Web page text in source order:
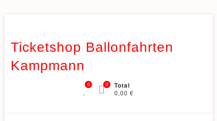
content
Ticketshop Ballonfahrten
Kampmann
0 Total
0,00 €
0